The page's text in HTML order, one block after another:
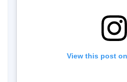
View this post